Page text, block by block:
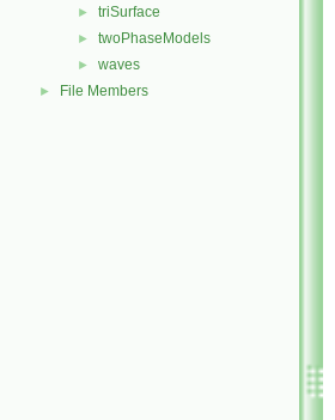
► triSurface
► twoPhaseModels
► waves
► File Members